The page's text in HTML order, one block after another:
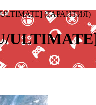
ULTIMATE] (ГАРАНТИЯ)